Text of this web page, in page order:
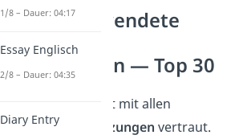
Häufig verwendete
englische
Abkürzungen — Top 30
Aber nicht jeder ist mit allen
englischen Abkürzungenvertraut.
1/8 – Dauer: 04:17
Essay Englisch
2/8 – Dauer: 04:35
Diary Entry